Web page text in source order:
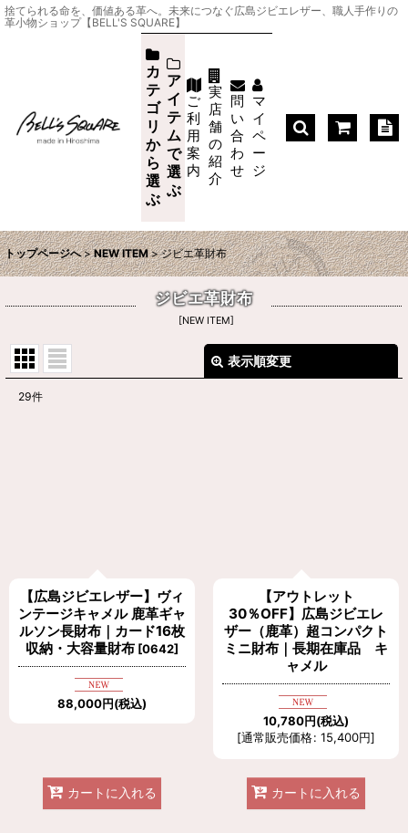
捨てられる命を、価値ある革へ。未来につなぐ広島ジビエレザー、職人手作りの
革小物ショップ【BELL'S SQUARE】
カ
テ
ゴ
リ
か
ら
選
ぶ
ア
イ
テ
ム
で
選
ぶ
ご
利
用
案
内
実
店
舗
の
紹
介
問
い
合
わ
せ
マ
イ
ペ
ー
ジ
トップページへ > NEW ITEM > ジビエ革財布
ジビエ革財布
[NEW ITEM]
表示順変更
29件
【広島ジビエレザー】ヴィ
ンテージキャメル 鹿革ギャ
ルソン長財布｜カード16枚
収納・大容量財布 [0642]
88,000円(税込)
カートに入れる
【アウトレット
30％OFF】広島ジビエレ
ザー（鹿革）超コンパクト
ミニ財布｜長期在庫品 キ
ャメル
10,780円(税込)
[通常販売価格: 15,400円]
カートに入れる